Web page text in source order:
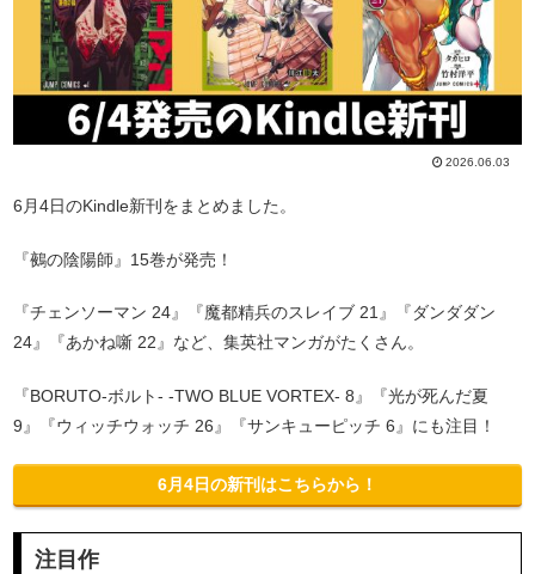
2026.06.03
6月4日のKindle新刊をまとめました。
『鵺の陰陽師』15巻が発売！
『チェンソーマン 24』『魔都精兵のスレイブ 21』『ダンダダン
24』『あかね噺 22』など、集英社マンガがたくさん。
『BORUTO-ボルト- -TWO BLUE VORTEX- 8』『光が死んだ夏
9』『ウィッチウォッチ 26』『サンキューピッチ 6』にも注目！
6月4日の新刊はこちらから！
注目作